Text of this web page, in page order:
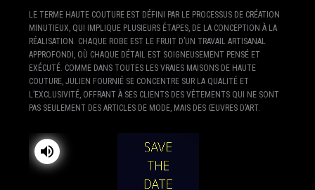
LE TERME HAUTE COUTURE EST DÉFINI PAR LE PROCESSUS DE CRÉATION
MINUTIEUX, QUI IMPLIQUE PLUSIEURS ÉTAPES, DE LA CONCEPTION À LA
RÉALISATION. CHAQUE ROBE EST LE FRUIT D’UN TRAVAIL ARTISANAL
APPROFONDI, OÙ CHAQUE DÉTAIL EST SOIGNEUSEMENT PENSÉ ET
EXÉCUTÉ. COMME DANS TOUTES LES VRAIES MAISONS DE HAUTE
COUTURE, JULIEN FOURNIÉ SE CONCENTRE SUR LA QUALITÉ ET
L’EXCLUSIVITÉ, OFFRANT À SES CLIENTS DES VÊTEMENTS QUI NE SONT
PAS SEULEMENT DES ARTICLES DE MODE, MAIS DES ŒUVRES D’ART.